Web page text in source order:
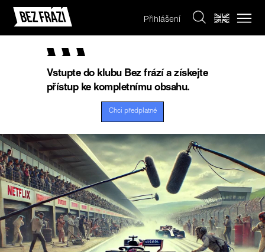
Přihlášení
Vstupte do klubu Bez frází a získejte
přístup ke kompletnímu obsahu.
Chci předplatné